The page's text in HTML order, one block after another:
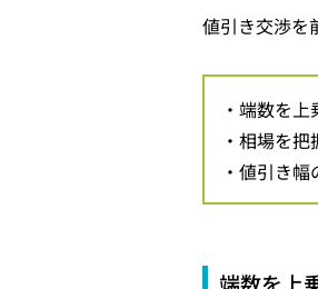
値引き交渉を
・端数を上
・相場を
・値引き
端数を上